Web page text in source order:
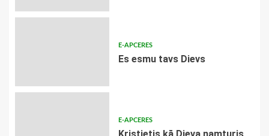
E-APCERES
Es esmu tavs Dievs
E-APCERES